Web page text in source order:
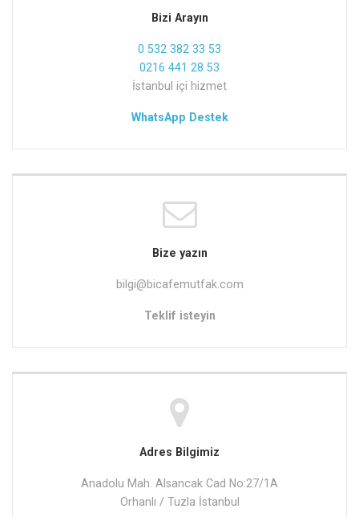
Bizi Arayın
0 532 382 33 53
0216 441 28 53
İstanbul içi hizmet
WhatsApp Destek
Bize yazın
bilgi@bicafemutfak.com
Teklif isteyin
Adres Bilgimiz
Anadolu Mah. Alsancak Cad No:27/1A
Orhanlı / Tuzla İstanbul